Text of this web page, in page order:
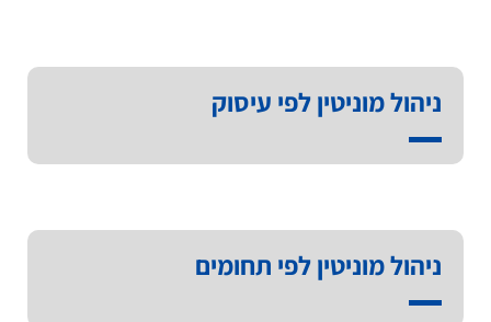
ניהול מוניטין לפי עיסוק
ניהול מוניטין לפי תחומים